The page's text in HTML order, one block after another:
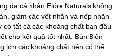
da cá nhân Elóre Naturals không
giảm các vết nhăn và nếp nhăn
có tất cả các khoáng chất ban đầu
cho kết quả tốt nhất. Bùn Biển
lớn các khoáng chất nên có thể